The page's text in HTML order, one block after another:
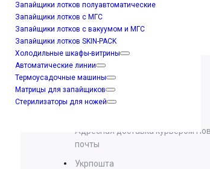
Запайщики лотков полуавтоматические
Запайщики лотков с МГС
Запайщики лотков с вакуумом и МГС
Запайщики лотков SKIN-PACK
Холодильные шкафы-витрины
Автоматические линии
Термоусадочные машины
Матрицы для запайщиков
Стерилизаторы для ножей
Доставка
Адресная доставка курьером
почты
Укрпошта